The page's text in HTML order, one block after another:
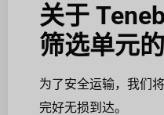
关于
筛选单元
为了安全运输，我们
完好无损到达。